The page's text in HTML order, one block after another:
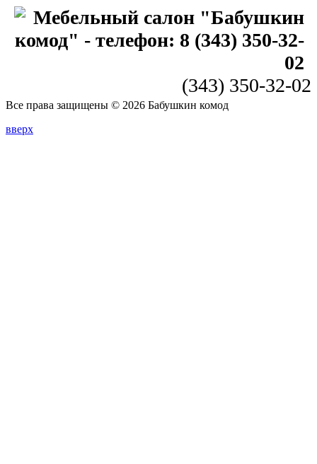
(343) 350-32-02
Все права защищены © 2026 Бабушкин комод
вверх